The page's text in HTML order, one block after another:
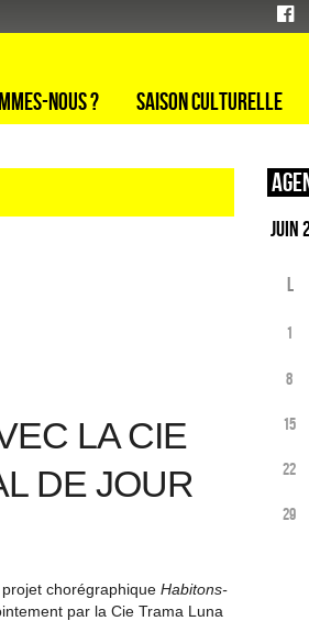
nous ? Saison culturelle
LA CIE
DE JOUR
chorégraphique Habitons-
par la Cie Trama Luna
L
1
8
15
22
29